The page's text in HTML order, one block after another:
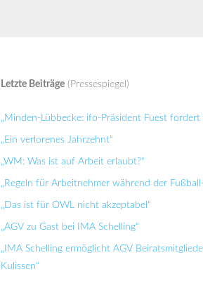
Letzte Beiträge(Pressespiegel)
„Minden-Lübbecke: ifo-Präsident Fuest fordert
„Ein verlorenes Jahrzehnt“
„WM: Was ist auf Arbeit erlaubt?“
„Regeln für Arbeitnehmer während der
„Das ist für OWL nicht akzeptabel“
„AGV zu Gast bei IMA Schelling“
„IMA Schelling ermöglicht AGV
Kulissen“